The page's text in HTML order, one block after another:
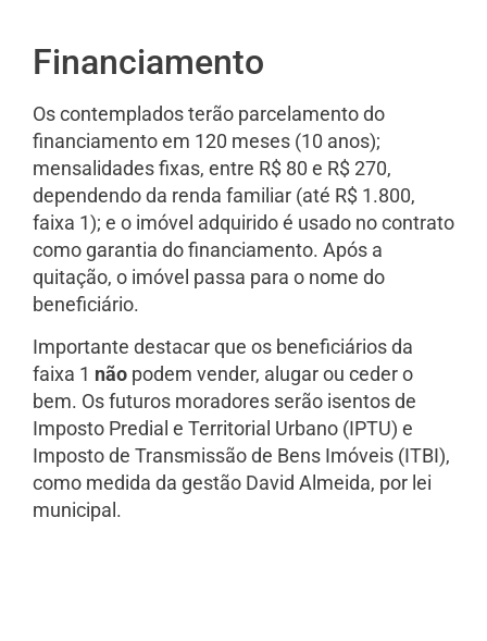
Financiamento
Os contemplados terão parcelamento do
financiamento em 120 meses (10 anos);
mensalidades fixas, entre R$ 80 e R$ 270,
dependendo da renda familiar (até R$ 1.800,
faixa 1); e o imóvel adquirido é usado no contrato
como garantia do financiamento. Após a
quitação, o imóvel passa para o nome do
beneficiário.
Importante destacar que os beneficiários da
faixa 1 não podem vender, alugar ou ceder o
bem. Os futuros moradores serão isentos de
Imposto Predial e Territorial Urbano (IPTU) e
Imposto de Transmissão de Bens Imóveis (ITBI),
como medida da gestão David Almeida, por lei
municipal.